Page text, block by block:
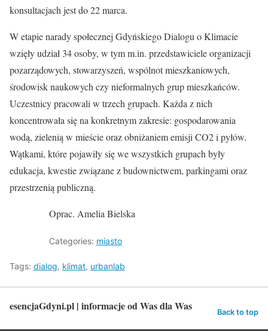
konsultacjach jest do 22 marca.
W etapie narady społecznej Gdyńskiego Dialogu o Klimacie
wzięły udział 34 osoby, w tym m.in. przedstawiciele organizacji
pozarządowych, stowarzyszeń, wspólnot mieszkaniowych,
środowisk naukowych czy nieformalnych grup mieszkańców.
Uczestnicy pracowali w trzech grupach. Każda z nich
koncentrowała się na konkretnym zakresie: gospodarowania
wodą, zielenią w mieście oraz obniżaniem emisji CO2 i pyłów.
Wątkami, które pojawiły się we wszystkich grupach były
edukacja, kwestie związane z budownictwem, parkingami oraz
przestrzenią publiczną.
Oprac. Amelia Bielska
Categories: miasto
Tags: dialog, klimat, urbanlab
esencjaGdyni.pl | informacje od Was dla Was Back to top